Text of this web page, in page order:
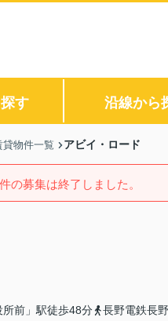
す 沿線から
物件一覧 アビイ・ロード
の募集は終了しました。
前」駅徒歩48分 長野電鉄長